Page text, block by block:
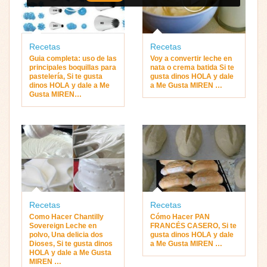
Recetas
Guia completa: uso de las
principales boquillas para
pastelería, Si te gusta
dinos HOLA y dale a Me
Gusta MIREN…
Recetas
Voy a convertir leche en
nata o crema batida Si te
gusta dinos HOLA y dale
a Me Gusta MIREN …
Recetas
Como Hacer Chantilly
Sovereign Leche en
polvo, Una delicia dos
Dioses, Si te gusta dinos
HOLA y dale a Me Gusta
MIREN …
Recetas
Cómo Hacer PAN
FRANCÉS CASERO, Si te
gusta dinos HOLA y dale
a Me Gusta MIREN …